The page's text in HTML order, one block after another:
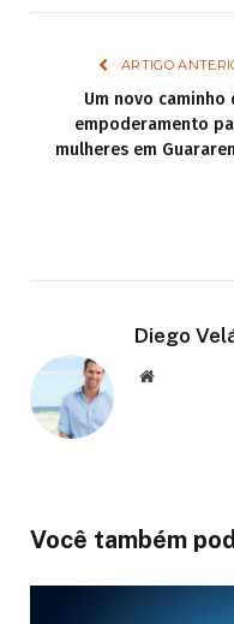
ARTIGO
Um novo caminho
empoderamento
mulheres em
Diego
Website
Você também